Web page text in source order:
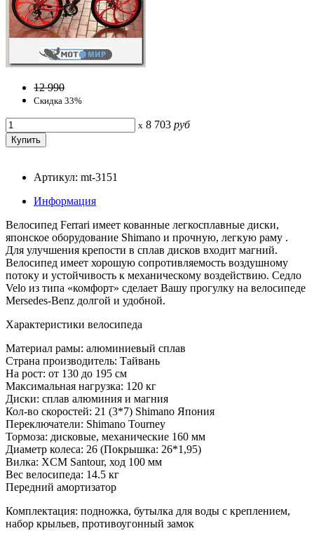
12 990
Скидка 33%
x 8 703 руб
Артикул: mt-3151
Информация
Велосипед Ferrari имеет кованные легкосплавные диски,
японское оборудование Shimano и прочную, легкую раму .
Для улучшения крепости в сплав дисков входит магний.
Велосипед имеет хорошую сопротивляемость воздушному
потоку и устойчивость к механическому воздействию. Седло
Velo из типа «комфорт» сделает Вашу прогулку на велосипеде
Mersedes-Benz долгой и удобной.
Характеристики велосипеда
Материал рамы: алюминиевый сплав
Страна производитель: Тайвань
На рост: от 130 до 195 см
Максимальная нагрузка: 120 кг
Диски: сплав алюминия и магния
Кол-во скоростей: 21 (3*7) Shimano Япония
Переключатели: Shimano Tourney
Тормоза: дисковые, механические 160 мм
Диаметр колеса: 26 (Покрышка: 26*1,95)
Вилка: XCM Santour, ход 100 мм
Вес велосипеда: 14.5 кг
Передний амортизатор
Комплектация: подножка, бутылка для воды с креплением,
набор крыльев, противоугонный замок